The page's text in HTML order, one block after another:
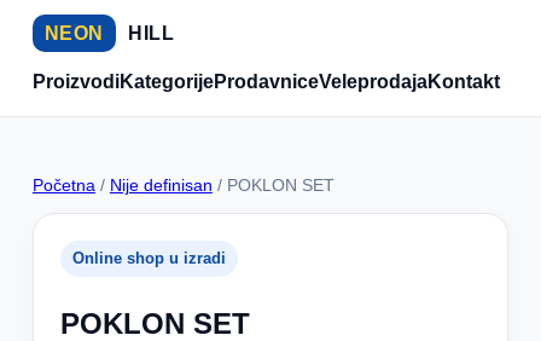
NEON HILL
ProizvodiKategorijeProdavniceVeleprodajaKontakt
Početna / Nije definisan / POKLON SET
Online shop u izradi
POKLON SET